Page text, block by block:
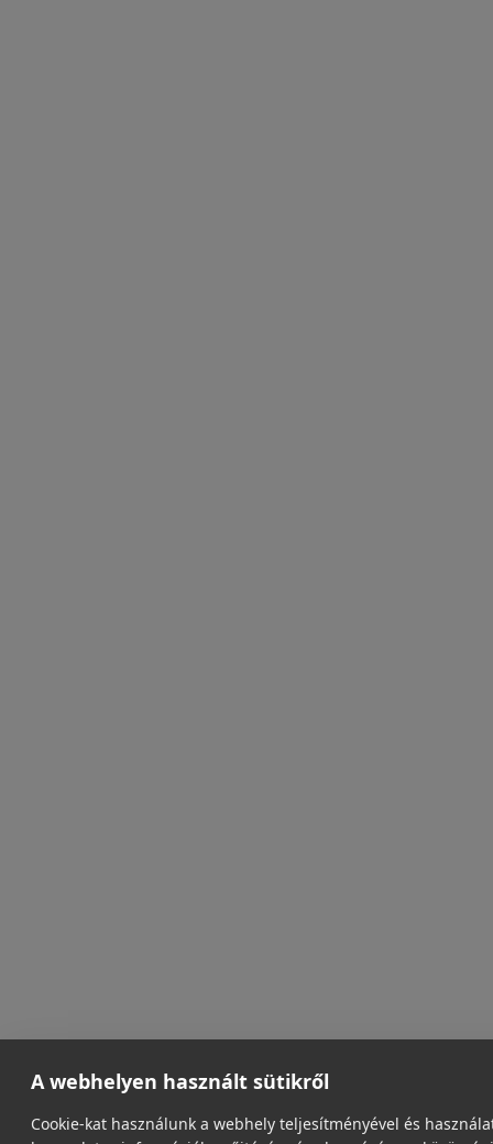
A webhelyen használt sütikről
Cookie-kat használunk a webhely teljesítményével és